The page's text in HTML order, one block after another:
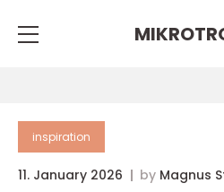
inspiration
11. January 2026 by Magnus